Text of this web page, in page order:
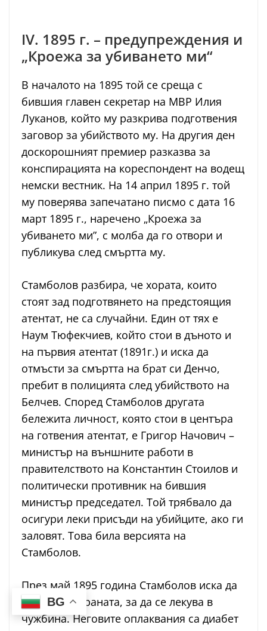
IV. 1895 г. – предупреждения и
„Кроежа за убиването ми“
В началото на 1895 той се среща с
бившия главен секретар на МВР Илия
Луканов, който му разкрива подготвения
заговор за убийството му. На другия ден
доскорошният премиер разказва за
конспирацията на кореспондент на водещ
немски вестник. На 14 април 1895 г. той
му поверява запечатано писмо с дата 16
март 1895 г., наречено „Кроежа за
убиването ми”, с молба да го отвори и
публикува след смъртта му.
Стамболов разбира, че хората, които
стоят зад подготвянето на предстоящия
атентат, не са случайни. Един от тях е
Наум Тюфекчиев, който стои в дъното и
на първия атентат (1891г.) и иска да
отмъсти за смъртта на брат си Денчо,
пребит в полицията след убийството на
Белчев. Според Стамболов другата
бележита личност, която стои в центъра
на готвения атентат, е Григор Начович –
министър на външните работи в
правителството на Константин Стоилов и
политически противник на бившия
министър председател. Той трябвало да
осигури леки присъди на убийците, ако ги
заловят. Това била версията на
Стамболов.
През май 1895 година Стамболов иска да
излезе от страната, за да се лекува в
чужбина. Неговите оплаквания са диабет
BG